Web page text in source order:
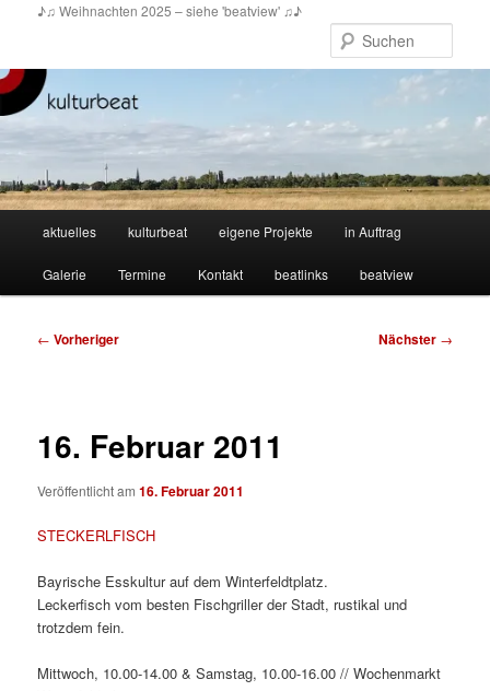
springen
♪♫ Weihnachten 2025 – siehe 'beatview' ♫♪
aktuelles kulturbeat eigene Projekte in Auftrag
Galerie Termine Kontakt beatlinks beatview
Beitragsnavigation
← Vorheriger Nächster →
16. Februar 2011
Veröffentlicht am16. Februar 2011
STECKERLFISCH
Bayrische Esskultur auf dem Winterfeldtplatz.
Leckerfisch vom besten Fischgriller der Stadt, rustikal und
trotzdem fein.
Mittwoch, 10.00-14.00 & Samstag, 10.00-16.00 // Wochenmarkt